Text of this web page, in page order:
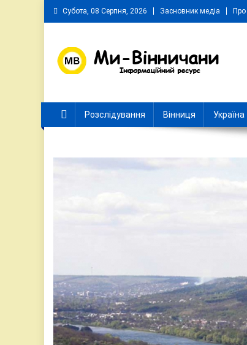
Skip
to
Субота, 08 Серпня, 2026 Засновник медіа
Розслідування Вінниця Україна